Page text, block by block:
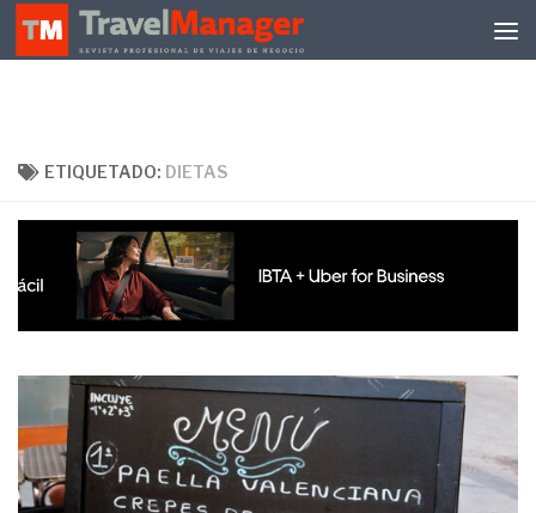
Debajo del contenido
ETIQUETADO: DIETAS